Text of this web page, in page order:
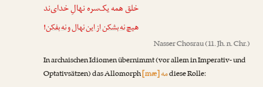
خلق همه یک‌سره نهالِ خدای‌ند
هیچنه بشکن از این نهالونه بفکن!
Nasser Chosrau(11. Jh. n. Chr.)
In archaischen Idiomen übernimmt (vor allem in Imperativ- und
Optativsätzen) das Allomorph[mæ]مهdiese Rolle: